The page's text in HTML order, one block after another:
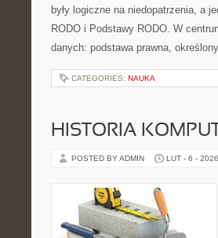
były logiczne na niedopatrzenia, a
RODO i Podstawy RODO. W
danych: podstawa prawna,
CATEGORIES: NAUKA
HISTORIA
POSTED BY ADMIN LUT - 6 - 2026